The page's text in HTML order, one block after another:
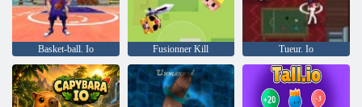
Basket-ball. Io Fusionner Kill Tueur. Io